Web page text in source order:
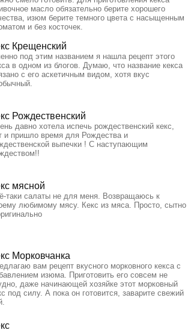
масло обязательно берите хорошего
изюм берите темного цвета с насыщенным
и без косточек.
Крещенский
под этим названием я нашла рецепт этого
в одном из блогов. Думаю, что название кекса
с его аскетичным видом, хотя вкус
Рождественский
давно хотела испечь рождественский кекс,
и пришло время для Рождества и
выпечки ! С наступающим
мясной
таки салаты не для меня. Возвращаюсь к
любимому мясу. Кекс из мяса. Просто, сытно
Морковчанка
вам рецепт вкусного морковного кекса с
изюма. Приготовить его совсем не
даже начинающей хозяйке этот морковный
под силу. А пока он готовится, заварите свежий